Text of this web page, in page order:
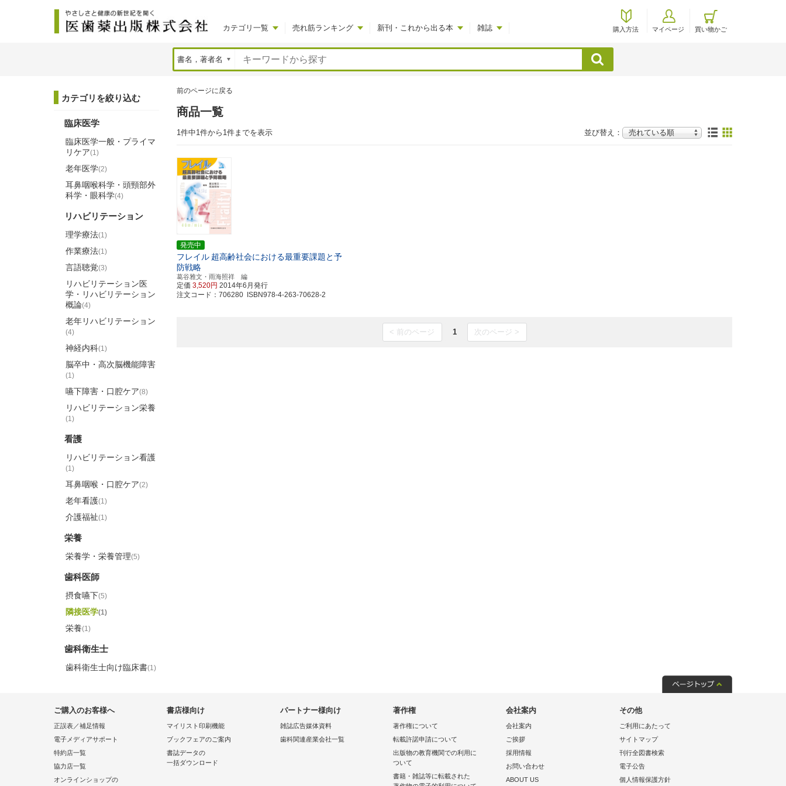
カテゴリ一覧 売れ筋ランキング 新刊・これから出る本 雑誌 購入方法 マイページ 買い物かご
検索
前のページに戻る
商品一覧
1件中1件から1件までを表示 並び替え：
発売中
フレイル 超高齢社会における最重要課題と予
防戦略
葛谷雅文・雨海照祥 編
定価 3,520円 2014年6月発行
注文コード：706280 ISBN978-4-263-70628-2
< 前のページ 1 次のページ >
カテゴリを絞り込む
臨床医学
臨床医学一般・プライマ
リケア(1)
老年医学(2)
耳鼻咽喉科学・頭頸部外
科学・眼科学(4)
リハビリテーション
理学療法(1)
作業療法(1)
言語聴覚(3)
リハビリテーション医
学・リハビリテーション
概論(4)
老年リハビリテーション
(4)
神経内科(1)
脳卒中・高次脳機能障害
(1)
嚥下障害・口腔ケア(8)
リハビリテーション栄養
(1)
看護
リハビリテーション看護
(1)
耳鼻咽喉・口腔ケア(2)
老年看護(1)
介護福祉(1)
栄養
栄養学・栄養管理(5)
歯科医師
摂食嚥下(5)
隣接医学(1)
栄養(1)
歯科衛生士
歯科衛生士向け臨床書(1)
ご購入のお客様へ
正誤表／補足情報
電子メディアサポート
特約店一覧
協力店一覧
オンラインショップの
書店様向け
マイリスト印刷機能
ブックフェアのご案内
書誌データの
一括ダウンロード
パートナー様向け
雑誌広告媒体資料
歯科関連産業会社一覧
著作権
著作権について
転載許諾申請について
出版物の教育機関での利用に
ついて
書籍・雑誌等に転載された
会社案内
会社案内
ご挨拶
採用情報
お問い合わせ
ABOUT US
その他
ご利用にあたって
サイトマップ
刊行全図書検索
電子公告
個人情報保護方針